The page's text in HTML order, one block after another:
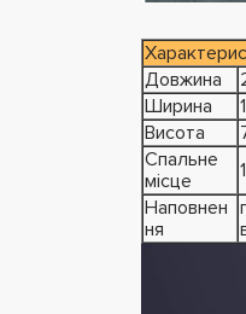
Довжина
Ширина
Висота
Спальне
місце
Наповнен
ня